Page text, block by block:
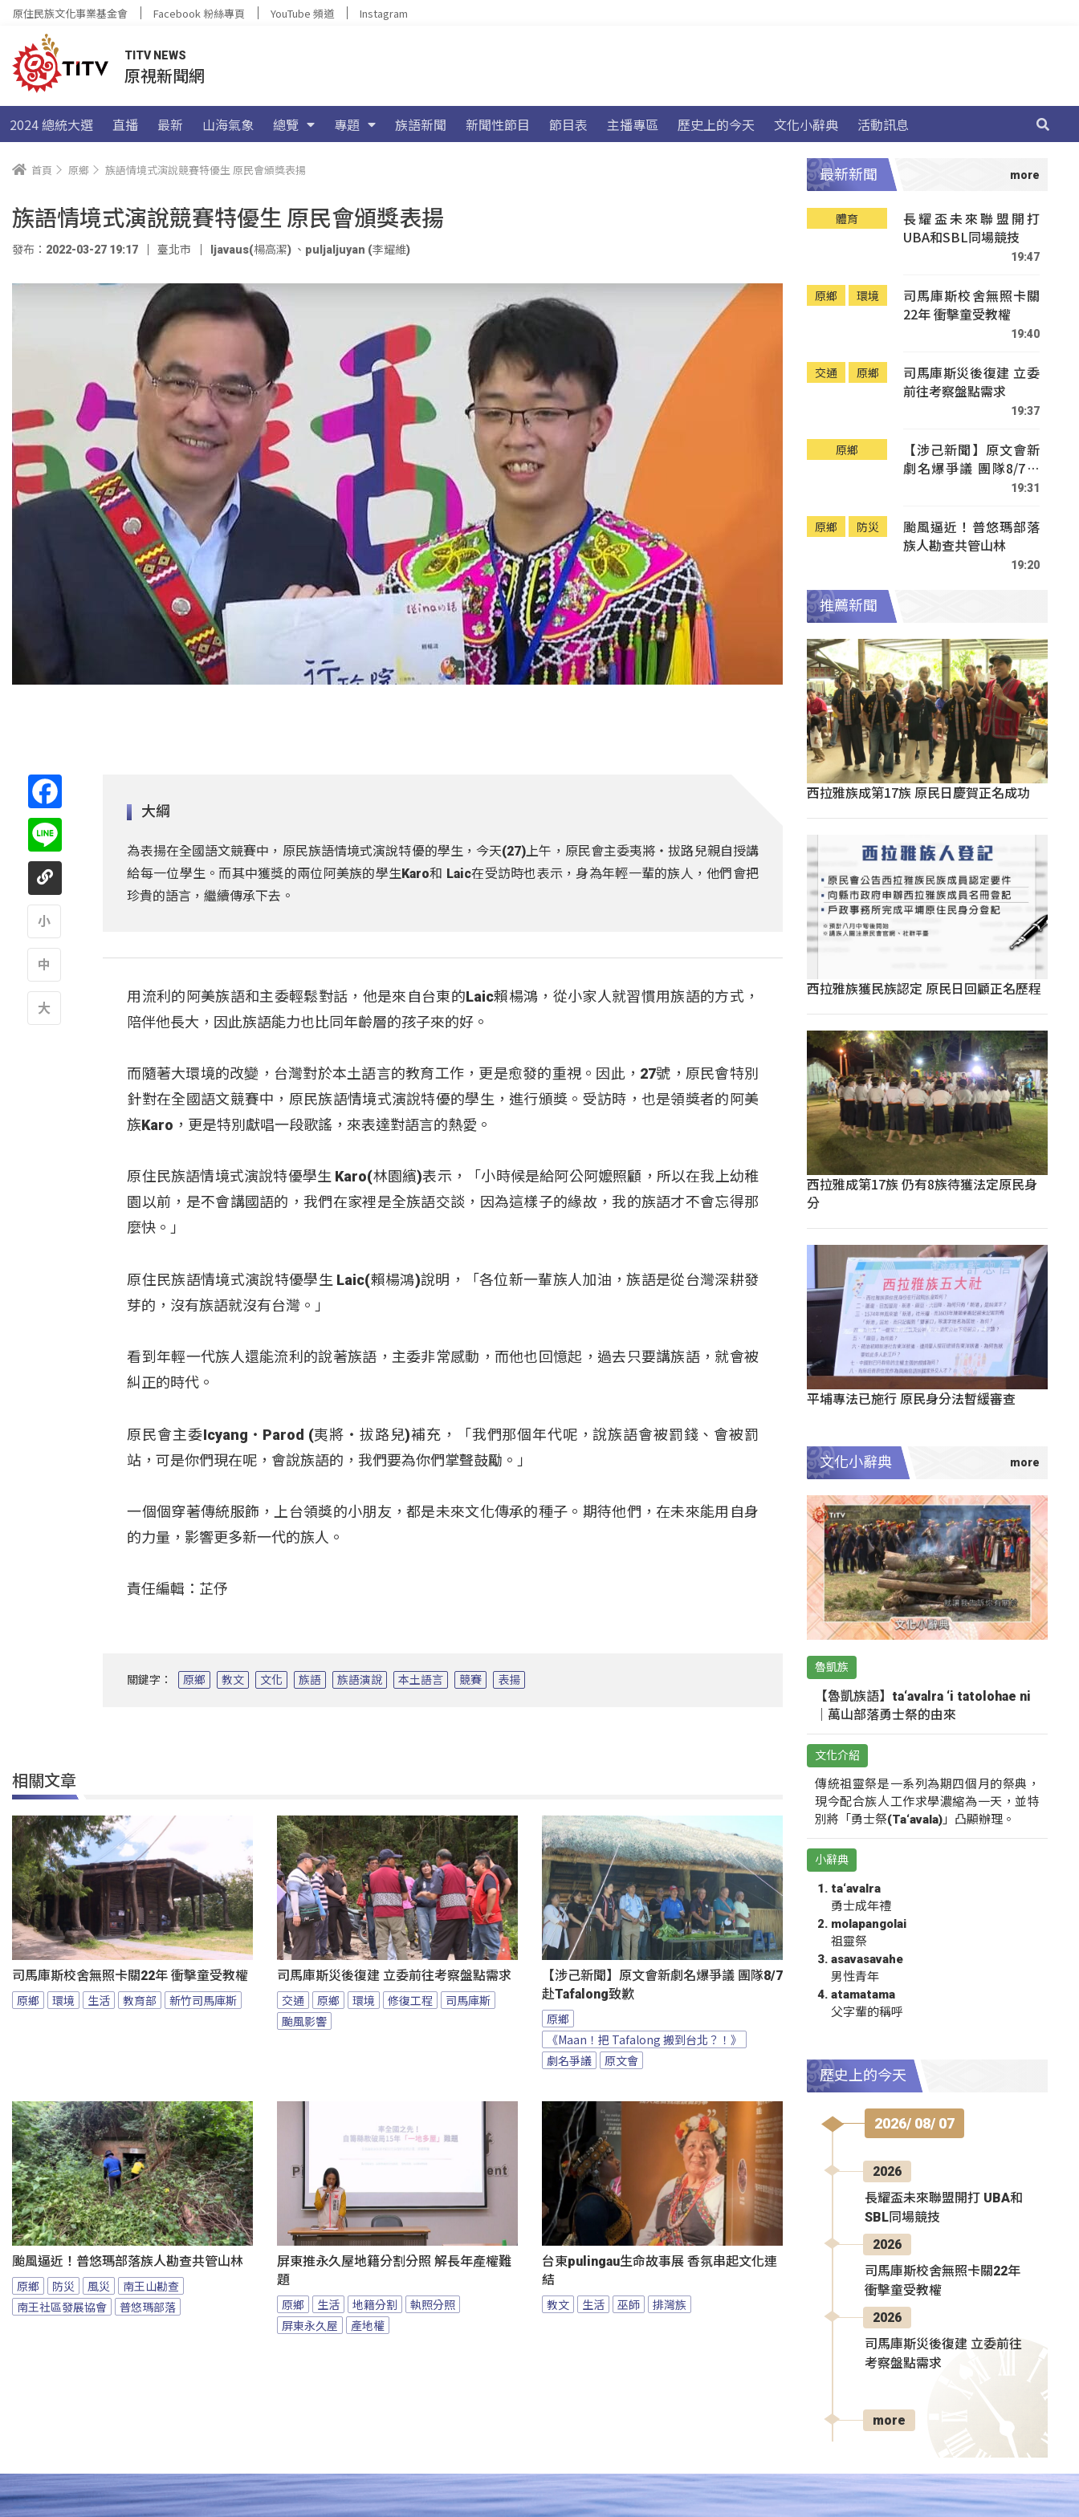
原住民族文化事業基金會 Facebook 粉絲專頁 YouTube 頻道 Instagram
TITV NEWS
原視新聞網
2024 總統大選 直播 最新 山海氣象 總覽 專題 族語新聞 新聞性節目 節目表 主播專區 歷史上的今天 文化小辭典 活動訊息
首頁 原鄉 族語情境式演說競賽特優生 原民會頒獎表揚
族語情境式演說競賽特優生 原民會頒獎表揚
發布：2022-03-27 19:17 臺北市 ljavaus(楊高潔) 、 puljaljuyan (李耀維)
大綱
為表揚在全國語文競賽中，原民族語情境式演說特優的學生，今天(27)上午，原民會主委夷將‧拔路兒親自授講
給每一位學生。而其中獲獎的兩位阿美族的學生Karo和 Laic在受訪時也表示，身為年輕一輩的族人，他們會把
珍貴的語言，繼續傳承下去。
用流利的阿美族語和主委輕鬆對話，他是來自台東的Laic賴楊鴻，從小家人就習慣用族語的方式，
陪伴他長大，因此族語能力也比同年齡層的孩子來的好。
而隨著大環境的改變，台灣對於本土語言的教育工作，更是愈發的重視。因此，27號，原民會特別
針對在全國語文競賽中，原民族語情境式演說特優的學生，進行頒獎。受訪時，也是領獎者的阿美
族Karo，更是特別獻唱一段歌謠，來表達對語言的熱愛。
原住民族語情境式演說特優學生 Karo(林園繽)表示，「小時候是給阿公阿嬤照顧，所以在我上幼稚
園以前，是不會講國語的，我們在家裡是全族語交談，因為這樣子的緣故，我的族語才不會忘得那
麼快。」
原住民族語情境式演說特優學生 Laic(賴楊鴻)說明，「各位新一輩族人加油，族語是從台灣深耕發
芽的，沒有族語就沒有台灣。」
看到年輕一代族人還能流利的說著族語，主委非常感動，而他也回憶起，過去只要講族語，就會被
糾正的時代。
原民會主委Icyang‧Parod (夷將‧拔路兒)補充，「我們那個年代呢，說族語會被罰錢、會被罰
站，可是你們現在呢，會說族語的，我們要為你們掌聲鼓勵。」
一個個穿著傳統服飾，上台領獎的小朋友，都是未來文化傳承的種子。期待他們，在未來能用自身
的力量，影響更多新一代的族人。
責任編輯：芷伃
關鍵字： 原鄉 教文 文化 族語 族語演說 本土語言 競賽 表揚
相關文章
司馬庫斯校舍無照卡關22年 衝擊童受教權
原鄉 環境 生活 教育部 新竹司馬庫斯
司馬庫斯災後復建 立委前往考察盤點需求
交通 原鄉 環境 修復工程
司馬庫斯
颱風影響
【涉己新聞】原文會新劇名爆爭議 團隊8/7
赴Tafalong致歉
原鄉
《Maan！把 Tafalong 搬到台北？！》
劇名爭議
原文會
颱風逼近！普悠瑪部落族人勘查共管山林
原鄉 防災 風災
南王山勘查
南王社區發展協會
普悠瑪部落
屏東推永久屋地籍分割分照 解長年產權難
題
原鄉 生活 地籍分割
執照分照
屏東永久屋
產地權
台東pulingau生命故事展 香氛串起文化連
結
教文 生活 巫師 排灣族
最新新聞
體育
長耀盃未來聯盟開打
UBA和SBL同場競技
19:47
原鄉 環境
司馬庫斯校舍無照卡關
22年 衝擊童受教權
19:40
交通 原鄉
司馬庫斯災後復建 立委
前往考察盤點需求
19:37
原鄉
【涉己新聞】原文會新
劇名爆爭議 團隊8/7赴
19:31
原鄉 防災
颱風逼近！普悠瑪部落
族人勘查共管山林
19:20
推薦新聞
西拉雅族成第17族 原民日慶賀正名成功
西拉雅族獲民族認定 原民日回顧正名歷程
西拉雅成第17族 仍有8族待獲法定原民身
分
平埔專法已施行 原民身分法暫緩審查
文化小辭典
魯凱族
【魯凱族語】ta‘avalra ‘i tatolohae ni
｜萬山部落勇士祭的由來
文化介紹
傳統祖靈祭是一系列為期四個月的祭典，
現今配合族人工作求學濃縮為一天，並特
別將「勇士祭(Ta‘avala)」凸顯辦理。
小辭典
ta‘avalra
勇士成年禮
molapangolai
祖靈祭
asavasavahe
男性青年
atamatama
父字輩的稱呼
歷史上的今天
2026/ 08/ 07
2026
長耀盃未來聯盟開打 UBA和
SBL同場競技
2026
司馬庫斯校舍無照卡關22年
衝擊童受教權
2026
司馬庫斯災後復建 立委前往
考察盤點需求
more